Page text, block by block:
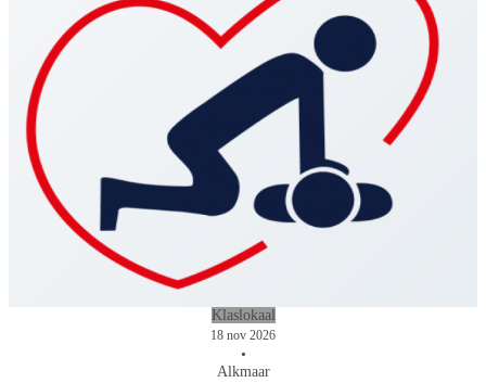
Klaslokaal
18 nov 2026
•
Alkmaar